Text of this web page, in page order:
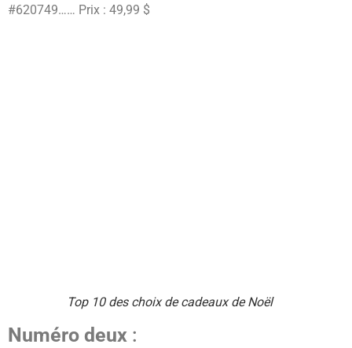
#620749…… Prix : 49,99 $
Top 10 des choix de cadeaux de Noël
Numéro deux :